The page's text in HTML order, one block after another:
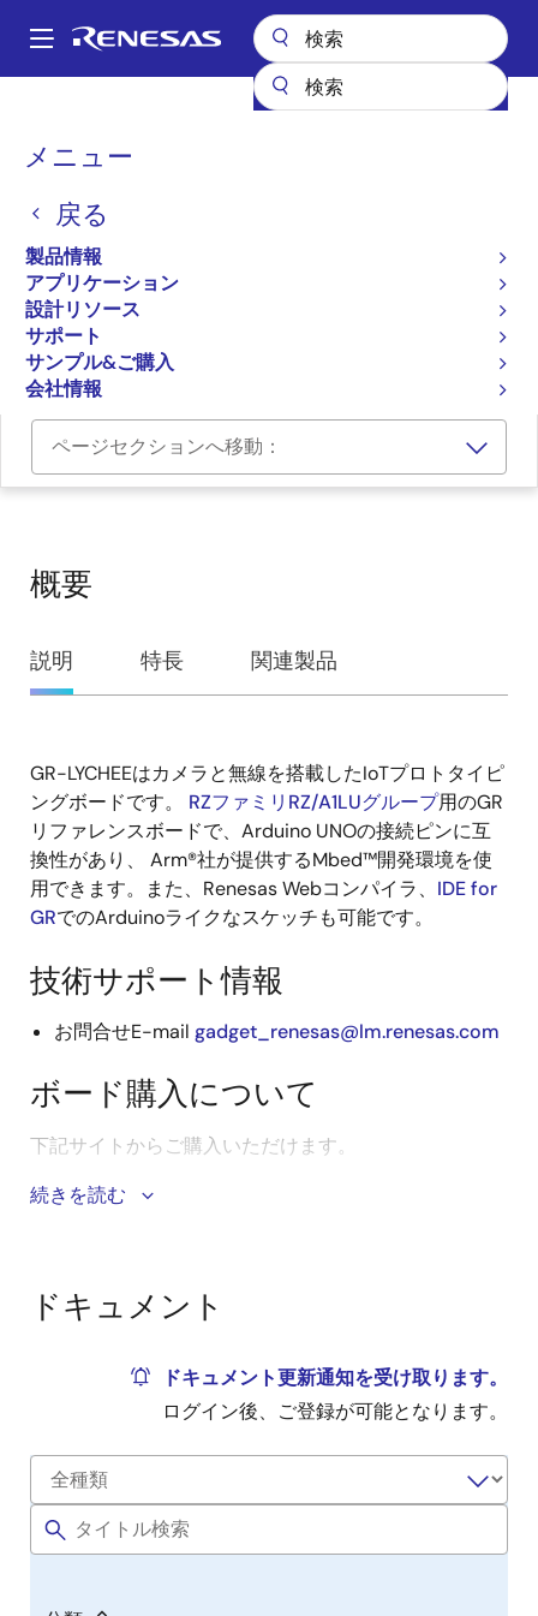
ン
Main
メニュー
戻る
製品情報
アプリケーション
設計リソース
サポート
サンプル&ご購入
会社情報
パ
く
ず
GR-LYCHEE
Gadget Renesas Board for
the RZ/A2M MPUs, pin-
compatible with Arduino
UNO
GR-LYCHEE
ページセクションへ移動：
概要
概
要
説明 特長 関連製品
説
明
GR-LYCHEEはカメラと無線を搭載したIoTプロトタイピ
ングボードです。 RZファミリRZ/A1LUグループ用のGR
リファレンスボードで、Arduino UNOの接続ピンに互
換性があり、 Arm®社が提供するMbed™開発環境を使
用できます。また、Renesas Webコンパイラ、 IDE for
GRでのArduinoライクなスケッチも可能です。
技術サポート情報
お問合せE-mail gadget_renesas@lm.renesas.com
ボード購入について
下記サイトからご購入いただけます。
ITストア
チップワンストップ
続きを読む
ドキュメント
ドキュメント更新通知を受け取ります。
ログイン後、ご登録が可能となります。